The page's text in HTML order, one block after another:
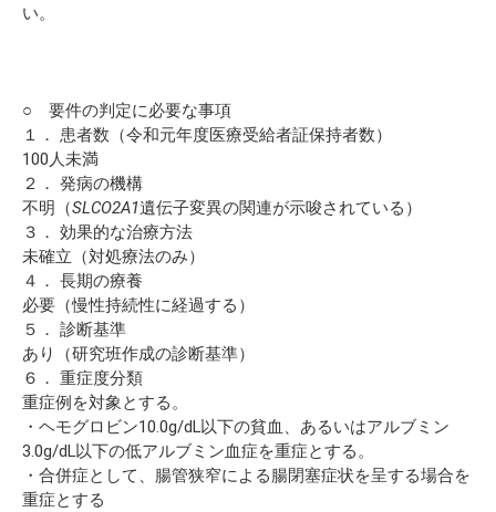
い。
○ 要件の判定に必要な事項
１． 患者数（令和元年度医療受給者証保持者数）
100人未満
２． 発病の機構
不明（SLCO2A1遺伝子変異の関連が示唆されている）
３． 効果的な治療方法
未確立（対処療法のみ）
４． 長期の療養
必要（慢性持続性に経過する）
５． 診断基準
あり（研究班作成の診断基準）
６． 重症度分類
重症例を対象とする。
・ヘモグロビン10.0g/dL以下の貧血、あるいはアルブミン
3.0g/dL以下の低アルブミン血症を重症とする。
・合併症として、腸管狭窄による腸閉塞症状を呈する場合を
重症とする